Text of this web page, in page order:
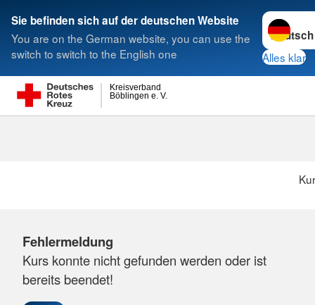
Sie befinden sich auf der deutschen Website
You are on the German website, you can use the
switch to switch to the English one
Sprache
Alles klar
Böblingen e. V.
Kreisverband
Suche
Fehlermeldung
Kurs konnte nicht gefunden werden oder ist
bereits beendet!